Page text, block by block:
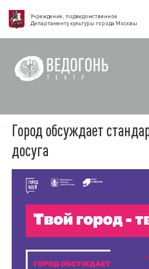
Учреждение, подведомственное
Департаменту культуры города Москвы
Город обсуждает
досуга